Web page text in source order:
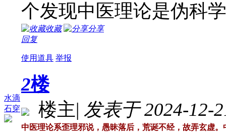
个发现中医理论是伪科
收藏
分享
回复
使用道具 举报
水滴
石穿
2楼
楼主| 发表于 2024-12-
中医理论系歪理邪说，愚昧落后，荒诞不经，故弄玄虚